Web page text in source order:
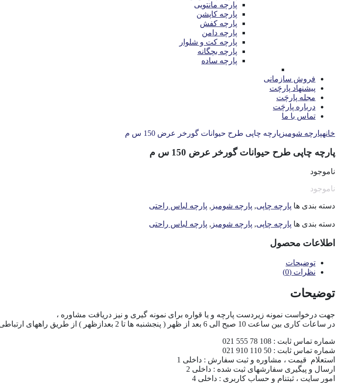
پارچه مانتویی
پارچه کاپشن
پارچه کفش
پارچه دامن
پارچه کت و شلوار
پارچه بچگانه
پارچه ساده
فروش سازمانی
پیشنهاد پارچَت
مجله پارچَت
درباره پارچَت
تماس با ما
خانهپارچه شومیز پارچه چاپی طرح حیوانات گورخر عرض 150 س م
پارچه چاپی طرح حیوانات گورخر عرض 150 س م
ناموجود
ناموجود
دسته بندی ها پارچه چاپی, پارچه شومیز , پارچه لباس راحتی
دسته بندی ها پارچه چاپی, پارچه شومیز , پارچه لباس راحتی
اطلاعات محصول
توضیحات
نظرات (0)
توضیحات
جهت درخواست نمونه زیردست پارچه و یا قواره برای نمونه گیری و نیز دریافت مشاوره ،
در ساعات کاری بین ساعت 10 صبح الی 6 بعد از ظهر ( پنجشنبه ها تا 2 بعدازظهر ) از طریق راههای ارتباطی ذیل اقدام نمایید :
شماره تماس ثابت : 108 78 555 021
شماره تماس ثابت : 50 110 910 021
استعلام قیمت ، مشاوره و ثبت سفارش : داخلی 1
ارسال و پیگیری سفارشهای ثبت شده : داخلی 2
امور سایت ، ثبتنام و حساب کاربری : داخلی 4